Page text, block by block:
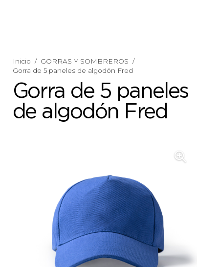
Inicio / GORRAS Y SOMBREROS /
Gorra de 5 paneles de algodón Fred
Gorra de 5 paneles
de algodón Fred